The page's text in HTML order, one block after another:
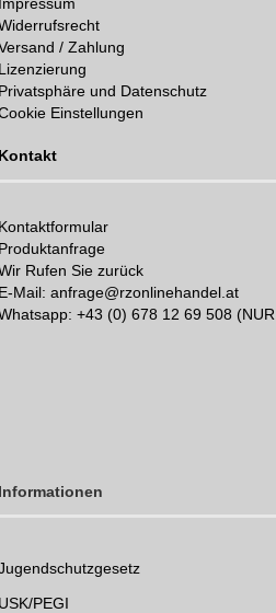
/ Zahlung
Lizenzierung
Privatsphäre und Datenschutz
Einstellungen
Kontakt
Kontaktformular
Produktanfrage
Rufen Sie zurück
E-Mail: anfrage@rzonlinehandel.at
+43 (0) 678 12 69 508
Informationen
USK/PEGI